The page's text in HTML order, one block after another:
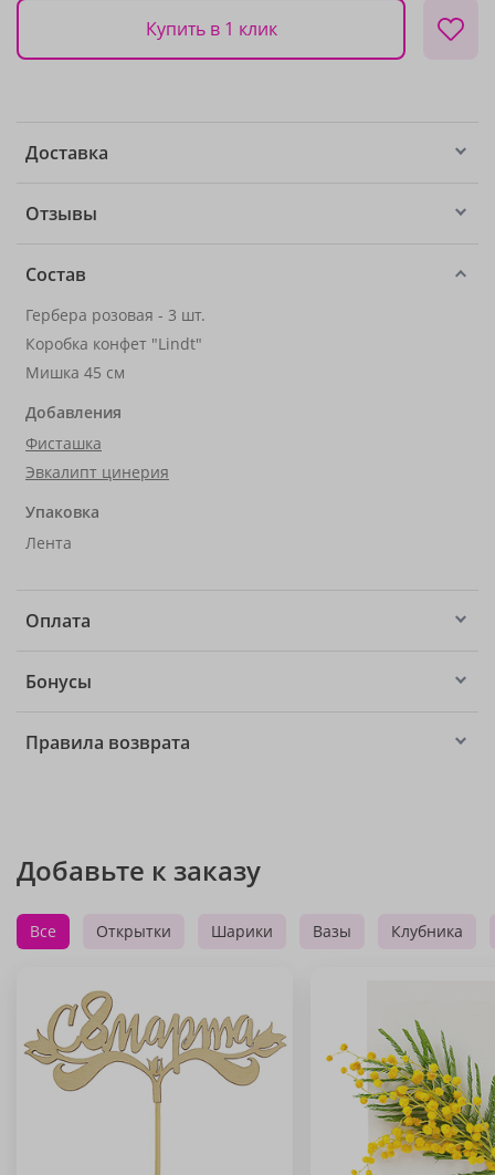
Купить в 1 клик
Доставка
Отзывы
Состав
Гербера розовая - 3 шт.
Коробка конфет "Lindt"
Мишка 45 см
Добавления
Фисташка
Эвкалипт цинерия
Упаковка
Лента
Оплата
Бонусы
Правила возврата
Добавьте к заказу
Все Открытки Шарики Вазы Клубника